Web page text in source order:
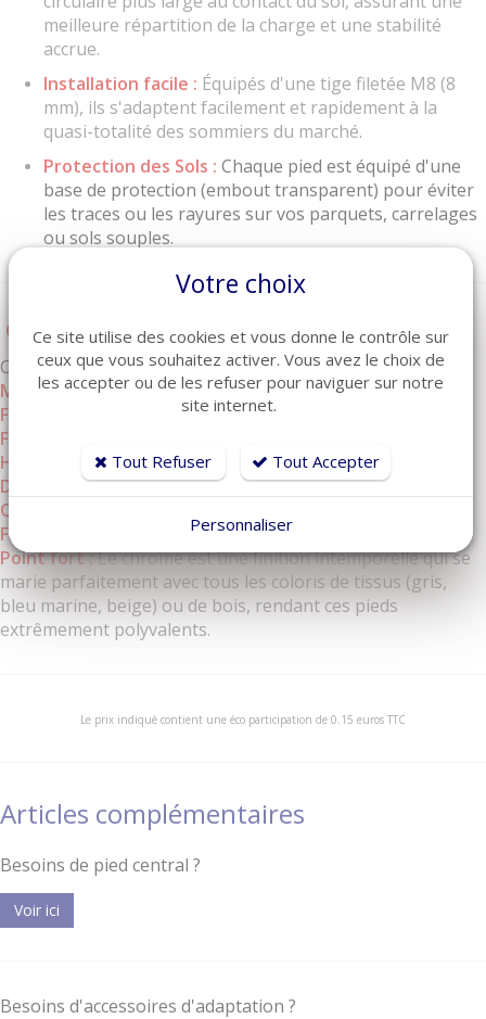
meilleure répartition de la charge et une stabilité
accrue.
Installation facile : Équipés d'une tige filetée M8 (8
mm), ils s'adaptent facilement et rapidement à la
quasi-totalité des sommiers du marché.
Protection des Sols : Chaque pied est équipé d'une
base de protection (embout transparent) pour éviter
les traces ou les rayures sur vos parquets, carrelages
ou sols souples.
Caractéristiques Techniques
Caractéristique Détails
Matériau
Acier haute résistance
Finition
Chrome brillant (effet miroir)
Forme
Hauteur
12 cm
Diamètre
38 mm - embase 60 mm
Quantité
Fixation
Tige filetée 8 mm
Point fort :Le chrome est une finition intemporelle qui se
marie parfaitement avec tous les coloris de tissus (gris,
bleu marine, beige) ou de bois, rendant ces pieds
extrêmement polyvalents.
Le prix indiqué contient une éco participation de 0.15 euros TTC
Articles complémentaires
Besoins de pied central ?
Voir ici
Besoins d'accessoires d'adaptation ?
Votre choix
Ce site utilise des cookies et vous donne le contrôle sur
ceux que vous souhaitez activer. Vous avez le choix de
les accepter ou de les refuser pour naviguer sur notre
site internet.
Tout Refuser Tout Accepter
Personnaliser